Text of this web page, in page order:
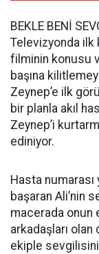
BEKLE BENİ
Televizyonda ilk
filminin konusu
başına
Zeynep’e ilk
bir planla akıl
Zeynep’i
ediniyor.
Hasta
başaran Ali’nin
macerada
arkadaşları
ekiple